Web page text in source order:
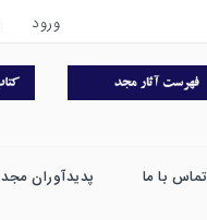
ورود
تماس با ما پدیدآوران مجد